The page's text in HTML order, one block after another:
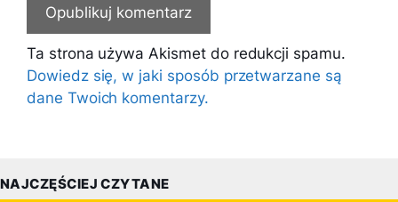
Ta strona używa Akismet do redukcji spamu.
Dowiedz się, w jaki sposób przetwarzane są
dane Twoich komentarzy.
NAJCZĘŚCIEJ CZYTANE